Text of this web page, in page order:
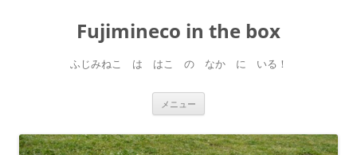
Fujimineco in the box
ふじみねこ は はこ の なか に いる！
メニュー